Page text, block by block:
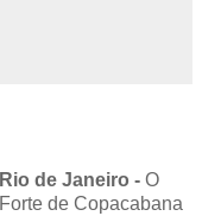
Rio de Janeiro - O
Forte de Copacabana